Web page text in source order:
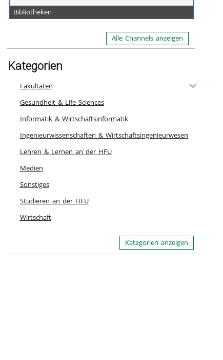
Bibliotheken
Alle Channels anzeigen
Kategorien
Fakultäten
Gesundheit & Life Sciences
Informatik & Wirtschaftsinformatik
Ingenieurwissenschaften & Wirtschaftsingenieurwesen
Lehren & Lernen an der HFU
Medien
Sonstiges
Studieren an der HFU
Wirtschaft
Kategorien anzeigen